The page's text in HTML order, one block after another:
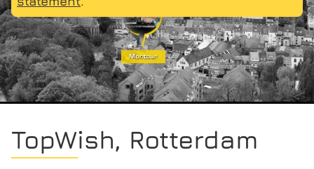
TopWish, Rotterdam